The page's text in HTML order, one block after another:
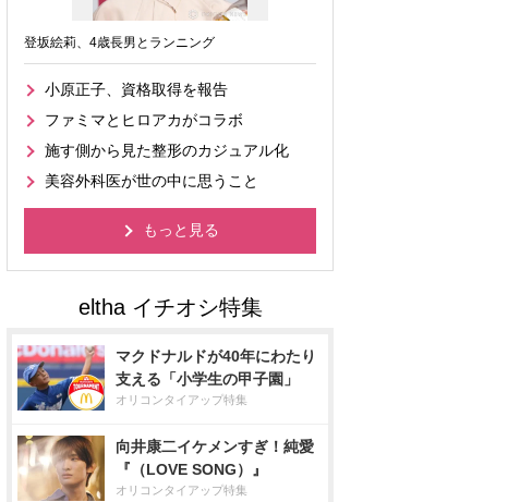
登坂絵莉、4歳長男とランニング
小原正子、資格取得を報告
ファミマとヒロアカがコラボ
施す側から見た整形のカジュアル化
美容外科医が世の中に思うこと
もっと見る
マクドナルドが40年にわたり
支える「小学生の甲子園」
オリコンタイアップ特集
向井康二イケメンすぎ！純愛
『（LOVE SONG）』
オリコンタイアップ特集